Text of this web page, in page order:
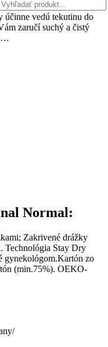
ochrana so
účinne vedú tekutinu do
zaručí suchý a čistý
Normal:
Zakrivené drážky
Technológia Stay Dry
gynekológom.Kartón zo
(min.75%). OEKO-